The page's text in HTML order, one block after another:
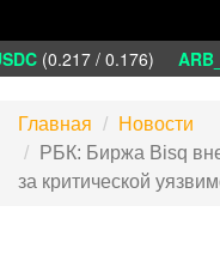
(0.217 / 0.176)
Главная
Новости
РБК: Биржа Bisq
за критической